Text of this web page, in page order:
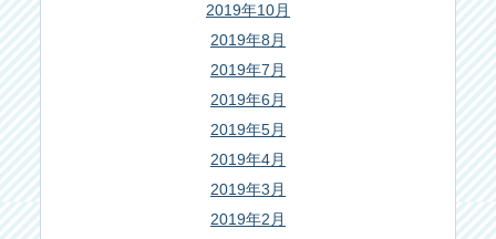
2019年10月
2019年8月
2019年7月
2019年6月
2019年5月
2019年4月
2019年3月
2019年2月